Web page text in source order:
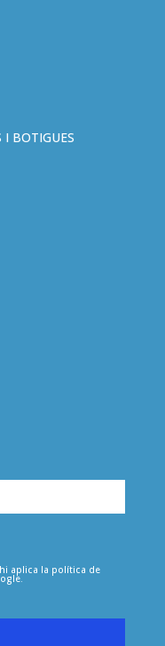
I BOTIGUES
aplica la política de